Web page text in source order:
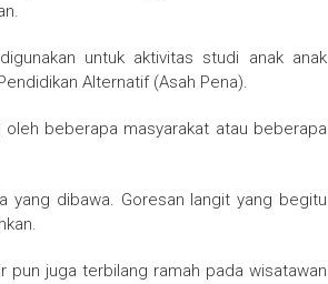
untuk aktivitas studi anak anak
Alternatif (Asah Pena).
beberapa masyarakat atau beberapa
yang dibawa. Goresan langit yang begitu
pun juga terbilang ramah pada wisatawan